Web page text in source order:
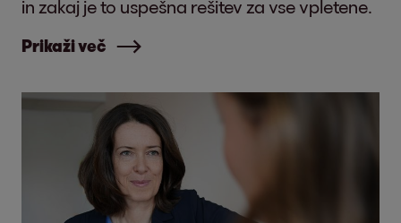
in zakaj je to uspešna rešitev za vse vpletene.
Prikaži več